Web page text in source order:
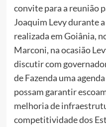
convite para a reunião
Joaquim Levy durante
realizada em Goiânia,
Marconi, na ocasião
discutir com
de Fazenda uma
possam garantir
melhoria de
competitividade dos